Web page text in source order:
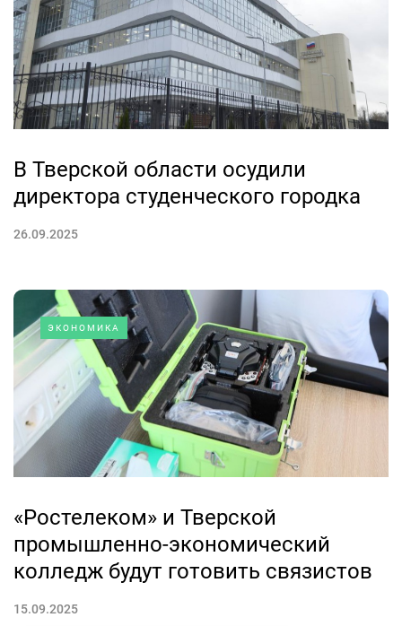
В Тверской области осудили
директора студенческого городка
26.09.2025
ЭКОНОМИКА
«Ростелеком» и Тверской
промышленно-экономический
колледж будут готовить связистов
15.09.2025